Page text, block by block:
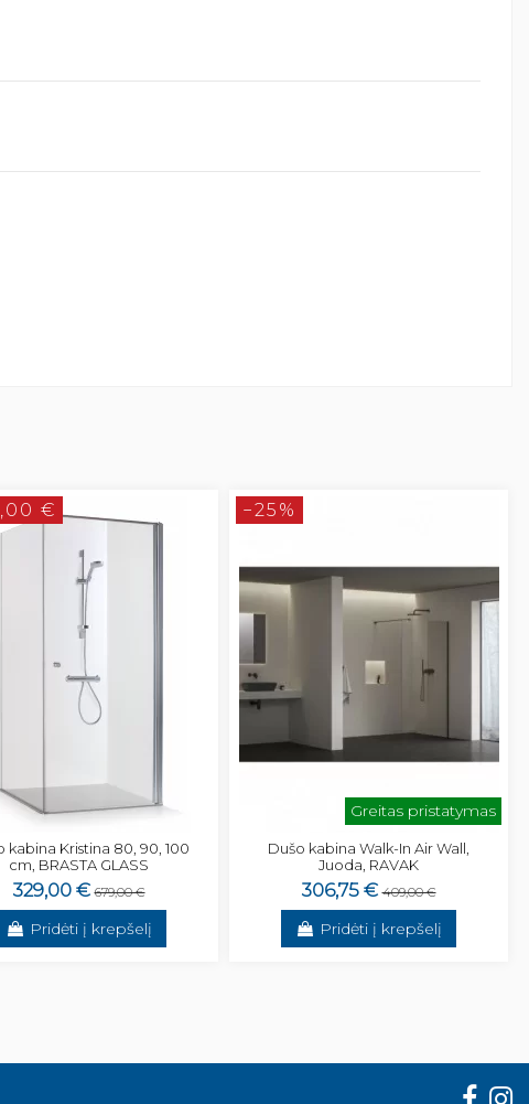
€
kabina Kristina 80, 90, 100
cm, BRASTA GLASS
329,00 € 679,00 €
Pridėti į krepšelį
−25%
Greitas pristatymas
Dušo kabina Walk-In Air Wall,
Juoda, RAVAK
306,75 € 409,00 €
Pridėti į krepšelį